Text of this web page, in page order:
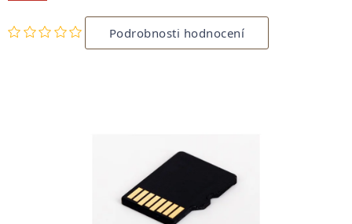
Průměrné
hodnocení
produktu
Podrobnosti hodnocení